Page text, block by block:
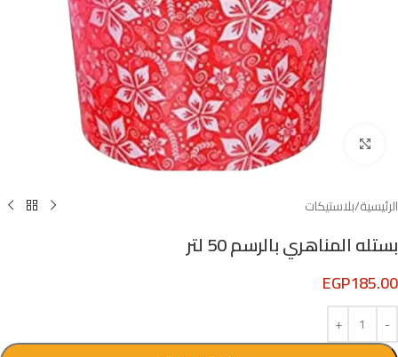
Click to enlarge
الرئيسية/بلاستيكات
بستله المناهري بالرسم 50 لتر
EGP185.00